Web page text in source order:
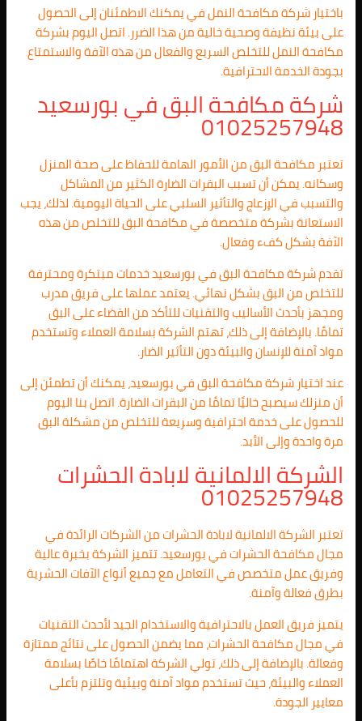
باختيار شركة مكافحة النمل في يمكنك الاطمئنان إلى الحصول
على بيئة نظيفة وصحية خالية من هذا الضرر. اتصل اليوم بشركة
مكافحة النمل للتخلص السريع والفعال من هذه الآفة والاستمتاع
بجودة الخدمة الاحترافية.
شركة مكافحة البق في بورسعيد
01025257948
تعتبر مكافحة البق من الأمور الهامة للحفاظ على صحة المنزل
وسكانه. يمكن أن تسبب البقرات الضارة الكثير من المشاكل
والتسبب في الإزعاج والتأثير السلبي على الحياة اليومية. لذلك، يجب
الاستعانة بشركة متخصصة في مكافحة البق للتخلص من هذه
الآفة بشكل كفء وفعال.
تقدم شركة مكافحة البق في بورسعيد خدمات مبتكرة ومحترفة
للتخلص من البق بشكل نهائي. يعتمد عملها على فريق مدرب
ومجهز بأحدث الأساليب والتقنيات للتأكد من القضاء على البق
تمامًا. بالإضافة إلى ذلك، تهتم الشركة بسلامة العملاء وتستخدم
مواد آمنة للإنسان والبيئة دون التأثير الضار.
عند اختيار شركة مكافحة البق في بورسعيد، يمكنك أن تطمئن إلى
أن منزلك سيصبح خاليًا تمامًا من البقرات الضارة. اتصل بنا اليوم
للحصول على خدمة احترافية وسريعة للتخلص من مشكلة البق
مرة واحدة وإلى الأبد.
الشركة الالمانية لابادة الحشرات
01025257948
تعتبر الشركة الالمانية لابادة الحشرات من الشركات الرائدة في
مجال مكافحة الحشرات في بورسعيد. تتميز الشركة بخبرة عالية
وفريق عمل متخصص في التعامل مع جميع أنواع الآفات الحشرية
بطرق فعالة وآمنة.
يتميز فريق العمل بالاحترافية والاستخدام الجيد لأحدث التقنيات
في مجال مكافحة الحشرات، مما يضمن الحصول على نتائج ممتازة
وفعالة. بالإضافة إلى ذلك، تولي الشركة اهتمامًا خاصًا بسلامة
العملاء والبيئة، حيث تستخدم مواد آمنة وبيئية وتلتزم بأعلى
معايير الجودة.